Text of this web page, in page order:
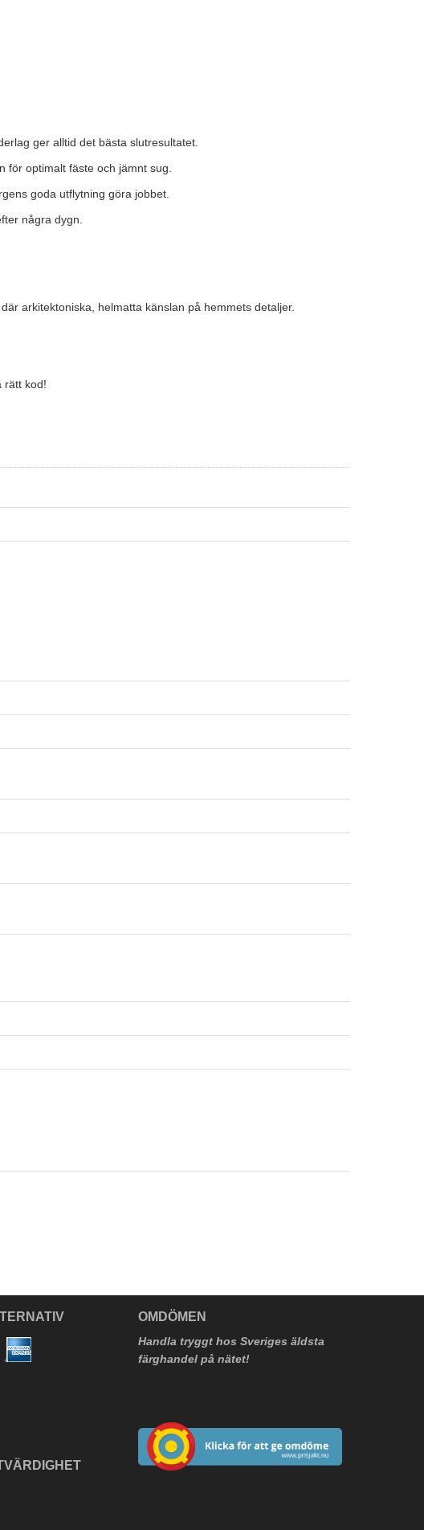
ger alltid det bästa slutresultatet.
för optimalt fäste och jämnt sug.
goda utflytning göra jobbet.
några dygn.
arkitektoniska, helmatta känslan på hemmets detaljer.
rätt kod!
OMDÖMEN
Handla tryggt hos Sveriges äldsta
färghandel på nätet!